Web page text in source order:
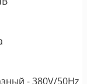
- 380V/50Hz